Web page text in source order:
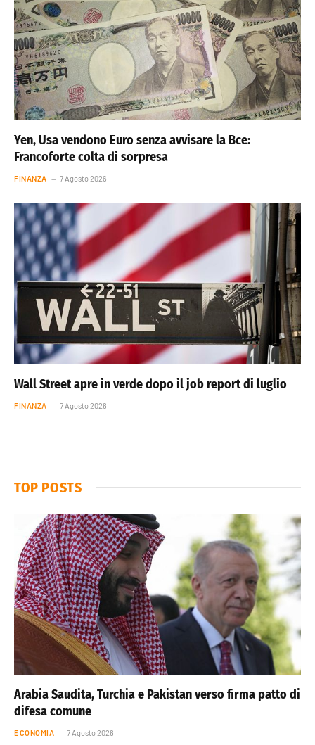
Yen, Usa vendono Euro senza avvisare la Bce:
Francoforte colta di sorpresa
FINANZA 7 Agosto 2026
Wall Street apre in verde dopo il job report di luglio
FINANZA 7 Agosto 2026
TOP POSTS
Arabia Saudita, Turchia e Pakistan verso firma patto di
difesa comune
ECONOMIA 7 Agosto 2026